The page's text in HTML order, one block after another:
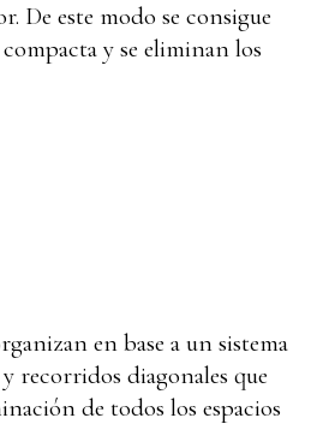
De este modo se consigue
y se eliminan los
en base a un sistema
recorridos diagonales que
de todos los espacios